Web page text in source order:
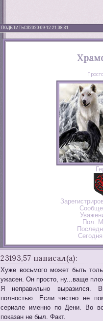
ПОДЕЛИТЬСЯ2020-09-12 21:08:31
Пол:
23193,57 написал(а):
Хуже восьмого может быть
ужасен. Он просто, ну...ваще
Я неправильно выразился.
полностью. Если честно не
сериале именно по Дени. Во
показан не был. Факт.